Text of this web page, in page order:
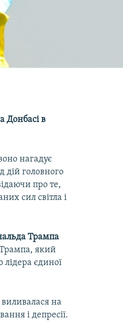
Донбасі в
нагадує
дій головного
про те,
сил світла і
Трампа
Трампа, який
лідера єдиної
на
і депресії.